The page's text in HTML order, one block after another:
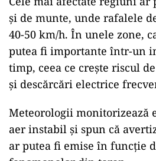
și de munte, unde rafalele
40-50 km/h. În unele zone,
putea fi importante într-un
timp, ceea ce crește riscul
și descărcări electrice
Meteorologii monitorizează
aer instabil și spun că
ar putea fi emise în funcție